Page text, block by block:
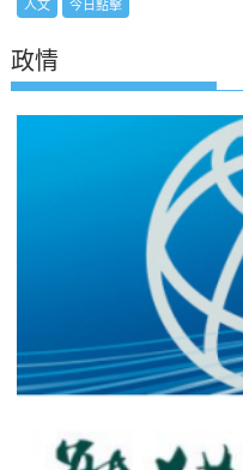
人文 今日點擊
政情